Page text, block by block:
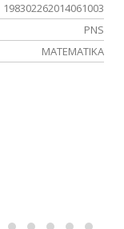
198302262014061003
PNS
MATEMATIKA